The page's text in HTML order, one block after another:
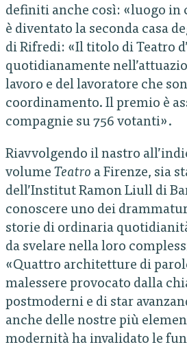
definiti anche così: «luogo in
è diventato la seconda casa
di Rifredi: «Il titolo di Teatro
quotidianamente
lavoro e del lavoratore che
coordinamento. Il premio è
compagnie su 756 votanti».
Riavvolgendo il nastro
volume Teatro a Firenze, sia
dell’Institut Ramon Liull di
conoscere uno dei
storie di ordinaria
da svelare nella loro
«Quattro architetture di
malessere provocato dalla
postmoderni e di star
anche delle nostre più
modernità ha invalidato le